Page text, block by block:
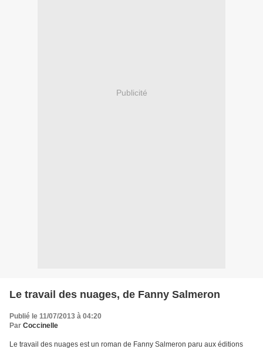
Publicité
Le travail des nuages, de Fanny Salmeron
Publié le 11/07/2013 à 04:20
Par Coccinelle
Le travail des nuages est un roman de Fanny Salmeron paru aux éditions